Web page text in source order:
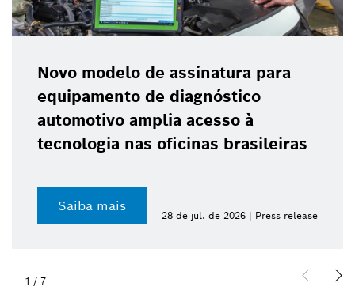
Novo modelo de assinatura para
equipamento de diagnóstico
automotivo amplia acesso à
tecnologia nas oficinas brasileiras
Saiba mais
28 de jul. de 2026 | Press release
1 / 7